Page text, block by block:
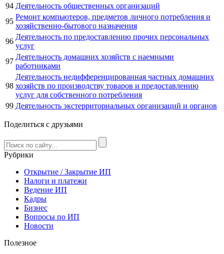
94 Деятельность общественных организаций
95
Ремонт компьютеров, предметов личного потребления и
хозяйственно-бытового назначения
96
Деятельность по предоставлению прочих персональных
услуг
97
Деятельность домашних хозяйств с наемными
работниками
98
Деятельность недифференцированная частных домашних
хозяйств по производству товаров и предоставлению
услуг для собственного потребления
99 Деятельность экстерриториальных организаций и органов
Поделиться с друзьями
Рубрики
Открытие / Закрытие ИП
Налоги и платежи
Ведение ИП
Кадры
Бизнес
Вопросы по ИП
Новости
Полезное